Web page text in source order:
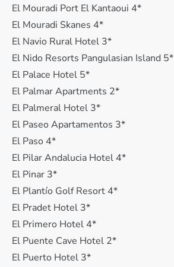
El Mouradi Port El Kantaoui 4*
El Mouradi Skanes 4*
El Navio Rural Hotel 3*
El Nido Resorts Pangulasian Island 5*
El Palace Hotel 5*
El Palmar Apartments 2*
El Palmeral Hotel 3*
El Paseo Apartamentos 3*
El Paso 4*
El Pilar Andalucia Hotel 4*
El Pinar 3*
El Plantío Golf Resort 4*
El Pradet Hotel 3*
El Primero Hotel 4*
El Puente Cave Hotel 2*
El Puerto Hotel 3*